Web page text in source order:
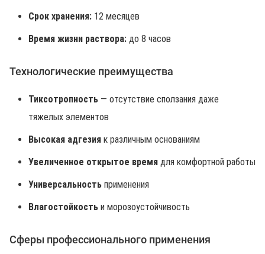
Срок хранения: 12 месяцев
Время жизни раствора: до 8 часов
Технологические преимущества
Тиксотропность — отсутствие сползания даже
тяжелых элементов
Высокая адгезия к различным основаниям
Увеличенное открытое время для комфортной работы
Универсальность применения
Влагостойкость и морозоустойчивость
Сферы профессионального применения